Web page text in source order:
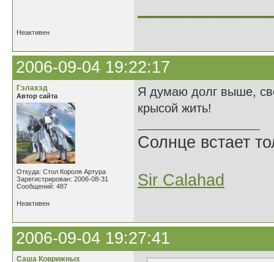
Неактивен
2006-09-04 19:22:17
Гэлахэд
Автор сайта
Откуда: Стол Короля Артура
Зарегистрирован: 2006-08-31
Сообщений: 487
Я думаю долг выше,
крысой жить!
Солнце встает
Sir Calahad
Неактивен
2006-09-04 19:27:41
Саша Коврижных